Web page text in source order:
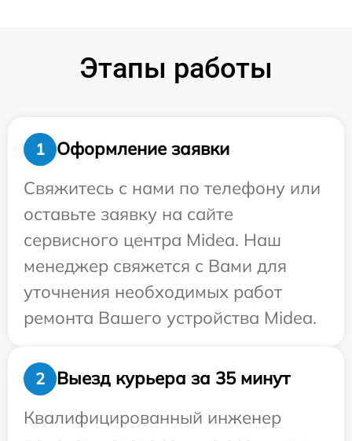
Этапы работы
1
Оформление заявки
Свяжитесь с нами по телефону или
оставьте заявку на сайте
сервисного центра Midea. Наш
менеджер свяжется с Вами для
уточнения необходимых работ
ремонта Вашего устройства Midea.
2
Выезд курьера за 35 минут
Квалифицированный инженер